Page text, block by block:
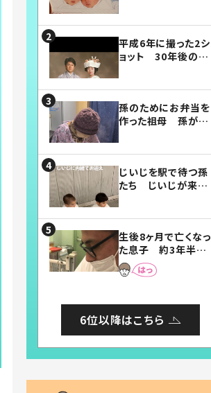
平成6年に撮った2シ
ョット 30年後の姿
孫のためにお弁当を
作った祖母 孫が絶
じいじを駅で待つ孫
たち じいじが来た
まらない」「幸せにな
れる」
生後8ヶ月で亡くなっ
た息子 約3年半
後、当時の妻の日記
に書いてあった本音
6位以降はこちら